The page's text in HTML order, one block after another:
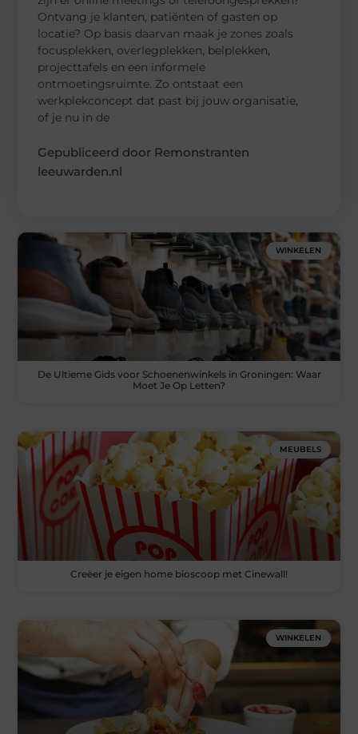
Ontvang je klanten, patiënten of gasten op
locatie? Op basis daarvan maak je zones zoals
focusplekken, overlegplekken, belplekken,
projecttafels en een informele
ontmoetingsruimte. Zo ontstaat een
werkplekconcept dat past bij jouw organisatie,
of je nu in de
Gepubliceerd door Remonstranten
leeuwarden.nl
WINKELEN
De Ultieme Gids voor Schoenenwinkels in Groningen: Waar
Moet Je Op Letten?
MEUBELS
Creëer je eigen home bioscoop met Cinewall!
WINKELEN